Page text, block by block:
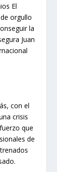
El
orgullo
la
Juan
con el
crisis
que
de